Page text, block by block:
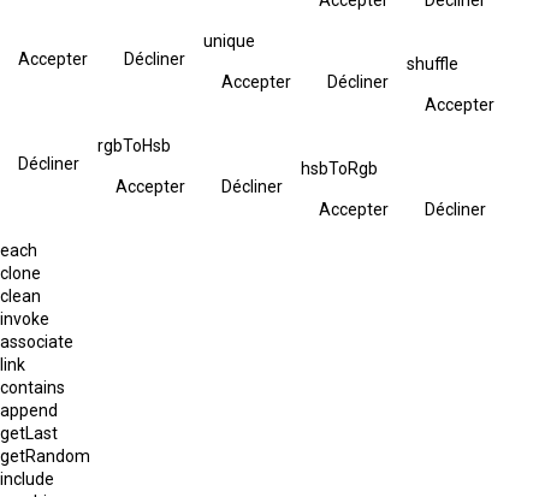
Accepter Décliner
unique
Accepter Décliner
shuffle
Accepter
Décliner
rgbToHsb
Accepter Décliner
hsbToRgb
Accepter Décliner
each
clone
clean
invoke
associate
link
contains
append
getLast
getRandom
include